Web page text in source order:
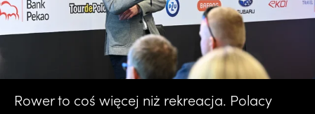
Rower to coś więcej niż rekreacja. Polacy